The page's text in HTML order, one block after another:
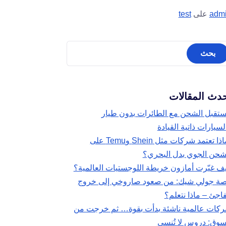
علىtest
المقالات
الشحن مع الطائرات بدون طيار
ذاتية القيادة
لماذا تعتمد شركات مثل Shein وTemu على
الجوي بدل البحري؟
غيّرت أمازون خريطة اللوجستيات العالمية؟
جولي شيك: من صعود صاروخي إلى خروج
– ماذا نتعلم؟
عالمية ناشئة بدأت بقوة… ثم خرجت من
دروس لا تُنسى